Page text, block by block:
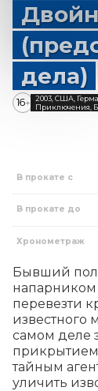
дела)
16+
2003, США,
Приключения,
В прокате с
В прокате до
Хронометраж
Бывший
перевезти
известного
самом деле
прикрытием
тайным
уличить